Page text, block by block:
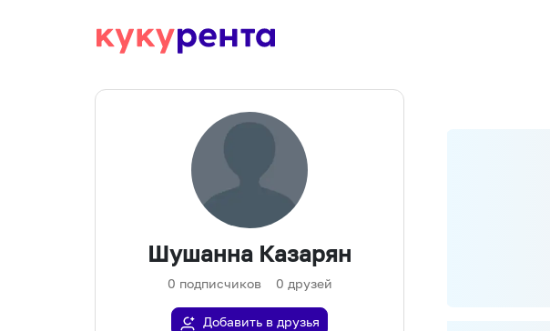
Шушанна Казарян
0 подписчиков 0 друзей
Добавить в друзья